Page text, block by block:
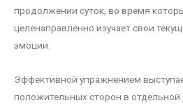
продолжении суток, во время
целенаправленно изучает свои
эмоции.
Эффективной упражнением
положительных сторон в отдельной